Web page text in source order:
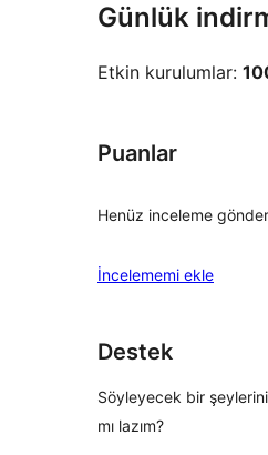
Günlük
Etkin kurulumlar:
Puanlar
Henüz inceleme
İncelememi ekle
Destek
Söyleyecek bir
mı lazım?